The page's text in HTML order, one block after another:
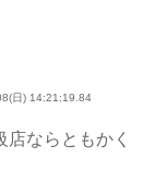
日) 14:21:19.84
ならともかく